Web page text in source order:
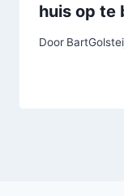
huis op te
Door